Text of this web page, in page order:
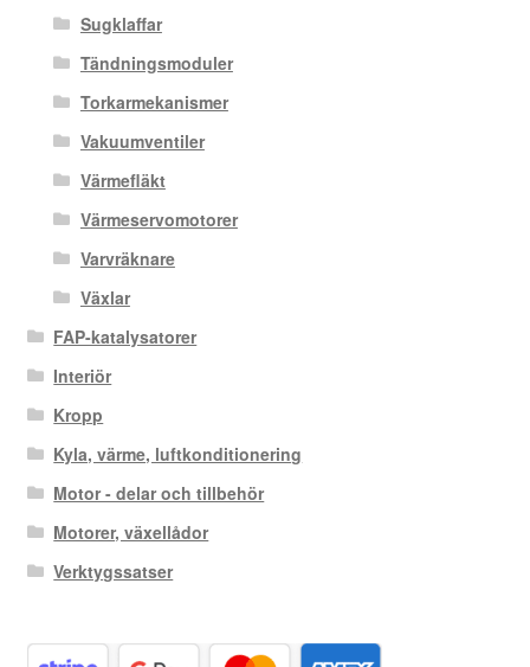
Sugklaffar
Tändningsmoduler
Torkarmekanismer
Vakuumventiler
Värmefläkt
Värmeservomotorer
Varvräknare
Växlar
FAP-katalysatorer
Interiör
Kropp
Kyla, värme, luftkonditionering
Motor - delar och tillbehör
Motorer, växellådor
Verktygssatser